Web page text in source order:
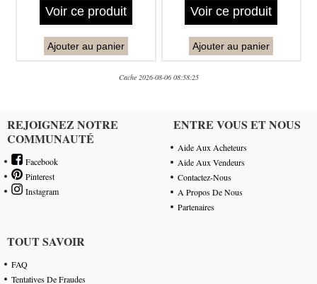
Voir ce produit
Ajouter au panier
Voir ce produit
Ajouter au panier
Cache 2026-08-06 08:58:25
REJOIGNEZ NOTRE
COMMUNAUTÉ
Facebook
Pinterest
Instagram
ENTRE VOUS ET NOUS
Aide Aux Acheteurs
Aide Aux Vendeurs
Contactez-Nous
A Propos De Nous
Partenaires
TOUT SAVOIR
FAQ
Tentatives De Fraudes